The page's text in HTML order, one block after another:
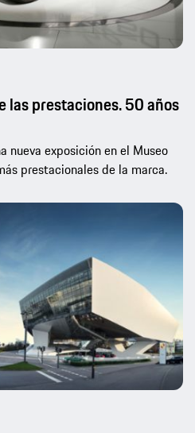
las prestaciones. 50 años
nueva exposición en el Museo
prestacionales de la marca.